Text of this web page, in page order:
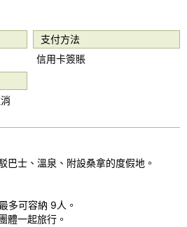
xt
支付方法
信用卡簽賬
巴士、溫泉、附設桑拿的度假地。
多可容納 9人。
體一起旅行。